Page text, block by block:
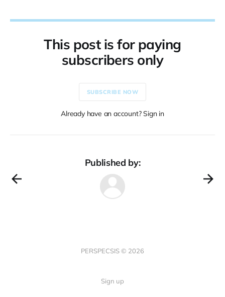
This post is for paying
subscribers only
SUBSCRIBE NOW
Already have an account? Sign in
Published by:
PERSPECSIS © 2026
Sign up